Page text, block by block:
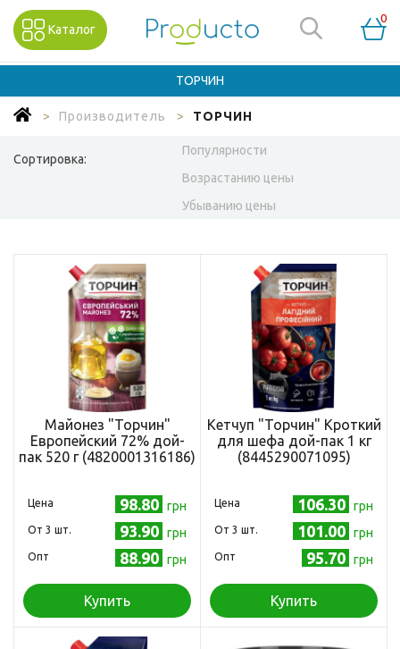
Каталог
0
ТОРЧИН
Производитель ТОРЧИН
Сортировка:
Популярности
Возрастанию цены
Убыванию цены
Майонез "Торчин"
Европейский 72% дой-
пак 520 г (4820001316186)
Цена 98.80 грн
Oт 3 шт. 93.90 грн
Опт 88.90 грн
Купить
Кетчуп "Торчин" Кроткий
для шефа дой-пак 1 кг
(8445290071095)
Цена 106.30 грн
Oт 3 шт. 101.00 грн
Опт 95.70 грн
Купить